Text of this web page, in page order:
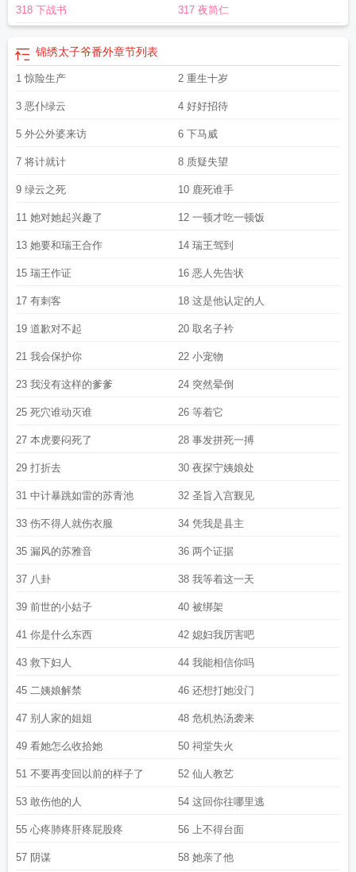
318 下战书 317 夜简仁
锦绣太子爷番外章节列表
1 惊险生产 2 重生十岁
3 恶仆绿云 4 好好招待
5 外公外婆来访 6 下马威
7 将计就计 8 质疑失望
9 绿云之死 10 鹿死谁手
11 她对她起兴趣了 12 一顿才吃一顿饭
13 她要和瑞王合作 14 瑞王驾到
15 瑞王作证 16 恶人先告状
17 有刺客 18 这是他认定的人
19 道歉对不起 20 取名子衿
21 我会保护你 22 小宠物
23 我没有这样的爹爹 24 突然晕倒
25 死穴谁动灭谁 26 等着它
27 本虎要闷死了 28 事发拼死一搏
29 打折去 30 夜探宁姨娘处
31 中计暴跳如雷的苏青池 32 圣旨入宫觐见
33 伤不得人就伤衣服 34 凭我是县主
35 漏风的苏雅音 36 两个证据
37 八卦 38 我等着这一天
39 前世的小姑子 40 被绑架
41 你是什么东西 42 媳妇我厉害吧
43 救下妇人 44 我能相信你吗
45 二姨娘解禁 46 还想打她没门
47 别人家的姐姐 48 危机热汤袭来
49 看她怎么收拾她 50 祠堂失火
51 不要再变回以前的样子了 52 仙人教艺
53 敢伤他的人 54 这回你往哪里逃
55 心疼肺疼肝疼屁股疼 56 上不得台面
57 阴谋 58 她亲了他